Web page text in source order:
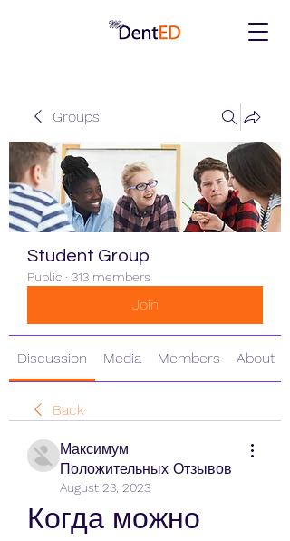
Groups
Student Group
Public · 313 members
Join
Discussion Media Members About
Back
Максимум
Положительных Отзывов
August 23, 2023
Когда можно